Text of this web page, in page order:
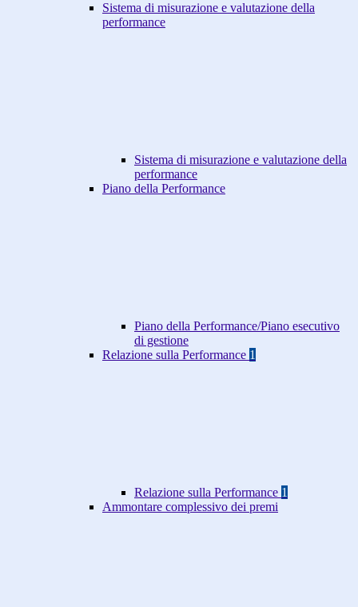
Sistema di misurazione e valutazione della
performance
Sistema di misurazione e valutazione della
performance
Piano della Performance
Piano della Performance/Piano esecutivo
di gestione
Relazione sulla Performance 1
Relazione sulla Performance 1
Ammontare complessivo dei premi